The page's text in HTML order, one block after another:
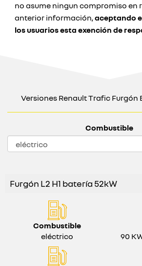
no asume ningun compromiso en
anterior información,aceptando
los usuarios esta exención de
Versiones Renault Trafic Furgón
Combustible
Furgón L2 H1 batería 52kW
Combustible
eléctrico
90